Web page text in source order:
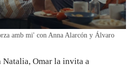
amb mi' con Anna Alarcón y Álvaro
Natalia, Omar la invita a